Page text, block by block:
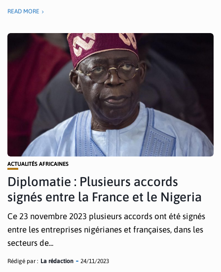
READ MORE
ACTUALITÉS AFRICAINES
Diplomatie : Plusieurs accords
signés entre la France et le Nigeria
Ce 23 novembre 2023 plusieurs accords ont été signés
entre les entreprises nigérianes et françaises, dans les
secteurs de...
Rédigé par : La rédaction 24/11/2023